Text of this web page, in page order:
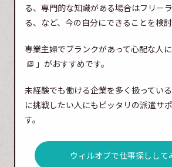
る、専門的な知識がある場合はフリー
る、など、今の自分にできることを検討
専業主婦でブランクがあって心配な人
」がおすすめです。
未経験でも働ける企業を多く扱ってい
に挑戦したい人にもピッタリの派遣サ
す。
ウィルオブで仕事探しして